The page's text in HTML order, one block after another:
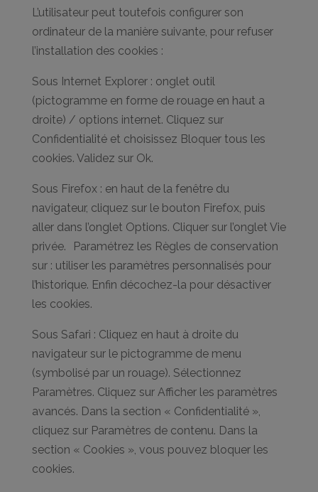
L’utilisateur peut toutefois configurer son
ordinateur de la manière suivante, pour refuser
l’installation des cookies :
Sous Internet Explorer : onglet outil
(pictogramme en forme de rouage en haut a
droite) / options internet. Cliquez sur
Confidentialité et choisissez Bloquer tous les
cookies. Validez sur Ok.
Sous Firefox : en haut de la fenêtre du
navigateur, cliquez sur le bouton Firefox, puis
aller dans l’onglet Options. Cliquer sur l’onglet Vie
privée. Paramétrez les Règles de conservation
sur : utiliser les paramètres personnalisés pour
l’historique. Enfin décochez-la pour désactiver
les cookies.
Sous Safari : Cliquez en haut à droite du
navigateur sur le pictogramme de menu
(symbolisé par un rouage). Sélectionnez
Paramètres. Cliquez sur Afficher les paramètres
avancés. Dans la section « Confidentialité »,
cliquez sur Paramètres de contenu. Dans la
section « Cookies », vous pouvez bloquer les
cookies.